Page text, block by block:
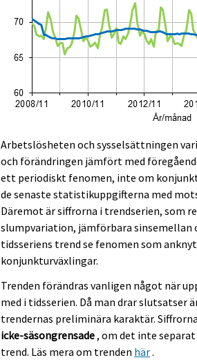
Arbetslösheten och sysselsättningen
och förändringen jämfört med
ett periodiskt fenomen, inte om
de senaste statistikuppgifterna med
Däremot är siffrorna i trendserien, som
slumpvariation, jämförbara sinsemellan
tidsseriens trend se fenomen som
konjunkturväxlingar.
Trenden förändras vanligen något när
med i tidsserien. Då man drar slutsatser
trendernas preliminära karaktär.
icke-säsongrensade, om det inte
trend. Läs mera om trenden här.